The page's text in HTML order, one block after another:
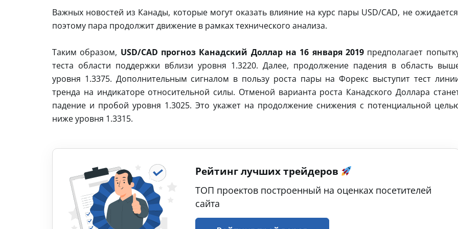
Важных новостей из Канады, которые могут оказать влияние на курс пары USD/CAD, не
поэтому пара продолжит движение в рамках технического анализа.
Таким образом, USD/CAD прогноз Канадский Доллар на 16 января 2019 предполагает
теста области поддержки вблизи уровня 1.3220. Далее, продолжение падения в область
уровня 1.3375. Дополнительным сигналом в пользу роста пары на Форекс выступит тест
тренда на индикаторе относительной силы. Отменой варианта роста Канадского Доллара
падение и пробой уровня 1.3025. Это укажет на продолжение снижения с потенциальной
ниже уровня 1.3315.
Рейтинг лучших трейдеров
ТОП проектов построенный на оценках посетителей
сайта